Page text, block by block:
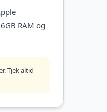
RAM og
Tjek altid